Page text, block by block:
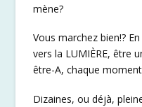
mène?
Vous marchez bien!?
vers la LUMIÈRE, être
être-A, chaque
Dizaines, ou déjà,